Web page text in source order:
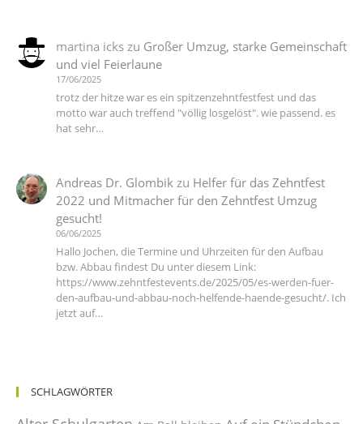
martina ickszu Großer Umzug, starke Gemeinschaft
und viel Feierlaune
17/06/2025
trotz der hitze war es ein spitzenzehntfestfest und das
motto war auch treffend "völlig losgelöst". wie passend. es
hat sehr…
Andreas Dr. Glombikzu Helfer für das Zehntfest
2022 und Mitmacher für den Zehntfest Umzug
gesucht!
06/06/2025
Hallo Jochen, die Termine und Uhrzeiten für den Aufbau
bzw. Abbau findest Du unter diesem Link:
https://www.zehntfestevents.de/2025/05/es-werden-fuer-
den-aufbau-und-abbau-noch-helfende-haende-gesucht/. Ich
jetzt auf…
SCHLAGWÖRTER